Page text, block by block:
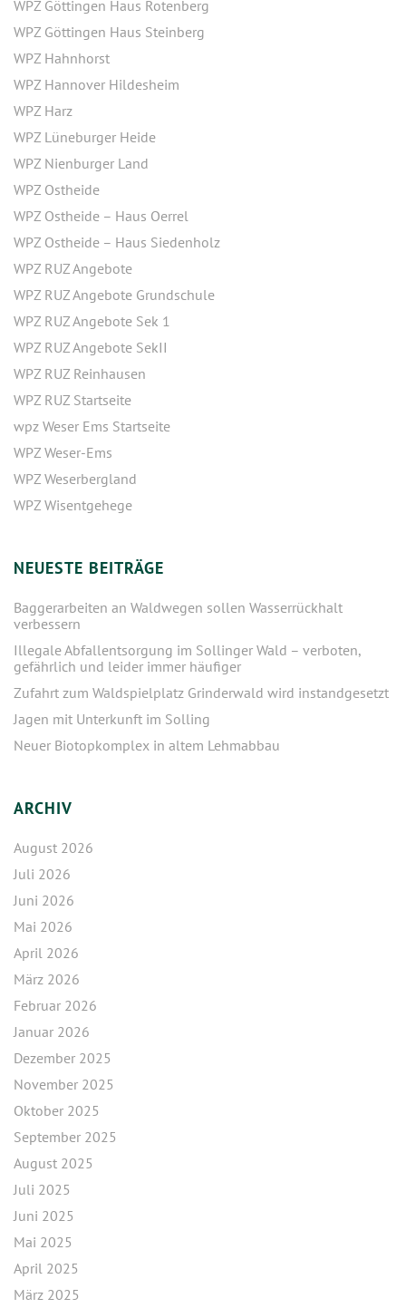
WPZ Göttingen Haus Rotenberg
WPZ Göttingen Haus Steinberg
WPZ Hahnhorst
WPZ Hannover Hildesheim
WPZ Harz
WPZ Lüneburger Heide
WPZ Nienburger Land
WPZ Ostheide
WPZ Ostheide – Haus Oerrel
WPZ Ostheide – Haus Siedenholz
WPZ RUZ Angebote
WPZ RUZ Angebote Grundschule
WPZ RUZ Angebote Sek 1
WPZ RUZ Angebote SekII
WPZ RUZ Reinhausen
WPZ RUZ Startseite
wpz Weser Ems Startseite
WPZ Weser-Ems
WPZ Weserbergland
WPZ Wisentgehege
NEUESTE BEITRÄGE
Baggerarbeiten an Waldwegen sollen Wasserrückhalt
verbessern
Illegale Abfallentsorgung im Sollinger Wald – verboten,
gefährlich und leider immer häufiger
Zufahrt zum Waldspielplatz Grinderwald wird instandgesetzt
Jagen mit Unterkunft im Solling
Neuer Biotopkomplex in altem Lehmabbau
ARCHIV
August 2026
Juli 2026
Juni 2026
Mai 2026
April 2026
März 2026
Februar 2026
Januar 2026
Dezember 2025
November 2025
Oktober 2025
September 2025
August 2025
Juli 2025
Juni 2025
Mai 2025
April 2025
März 2025